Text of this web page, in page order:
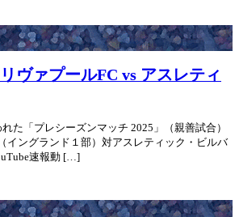
ヴァプールFC vs アスレティ
た「プレシーズンマッチ 2025」（親善試合）
イングランド１部）対アスレティック・ビルバ
速報動 […]